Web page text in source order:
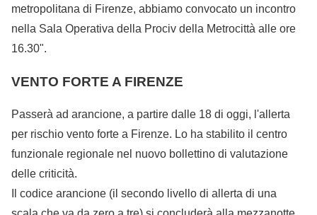
metropolitana di Firenze, abbiamo convocato un incontro
nella Sala Operativa della Prociv della Metrocittà alle ore
16.30".
VENTO FORTE A FIRENZE
Passerà ad arancione, a partire dalle 18 di oggi, l'allerta
per rischio vento forte a Firenze. Lo ha stabilito il centro
funzionale regionale nel nuovo bollettino di valutazione
delle criticità.
Il codice arancione (il secondo livello di allerta di una